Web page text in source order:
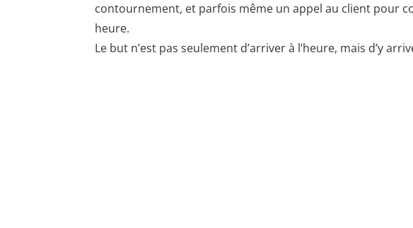
contournement, et parfois même un appel au client pour
heure.
Le but n’est pas seulement d’arriver à l’heure, mais d’y